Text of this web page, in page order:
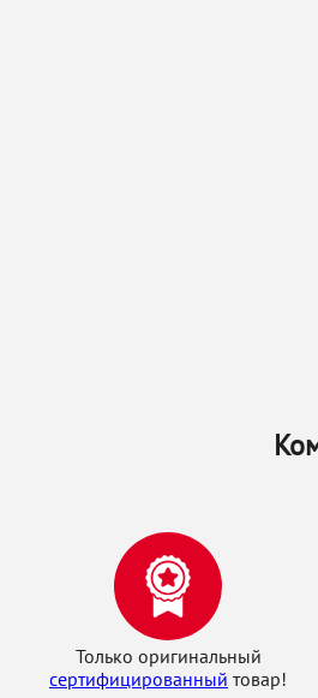
Только оригинальный
сертифицированный товар!